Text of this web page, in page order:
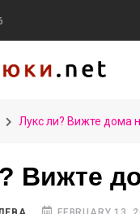
Лукс ли? Вижте дома
Вижте